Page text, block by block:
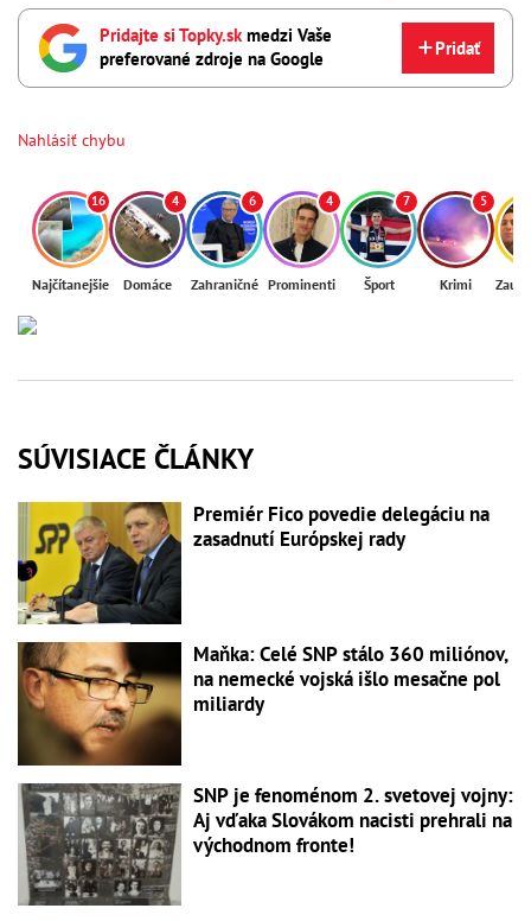
Pridajte si Topky.skmedzi Vaše
preferované zdroje na Google
Pridať
Nahlásiť chybu
16
Najčítanejšie
4
Domáce
6
Zahraničné
4
Prominenti
7
Šport
5
Krimi
SÚVISIACE ČLÁNKY
Premiér Fico povedie delegáciu na
zasadnutí Európskej rady
Maňka: Celé SNP stálo 360 miliónov,
na nemecké vojská išlo mesačne pol
miliardy
SNP je fenoménom 2. svetovej vojny:
Aj vďaka Slovákom nacisti prehrali na
východnom fronte!